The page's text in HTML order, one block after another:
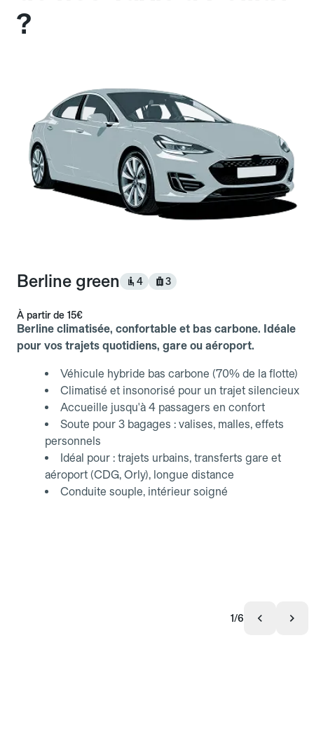
?
Berline green 4 3
À partir de 15€
Berline climatisée, confortable et bas carbone. Idéale
pour vos trajets quotidiens, gare ou aéroport.
Véhicule hybride bas carbone (70% de la flotte)
Climatisé et insonorisé pour un trajet silencieux
Accueille jusqu'à 4 passagers en confort
Soute pour 3 bagages : valises, malles, effets
personnels
Idéal pour : trajets urbains, transferts gare et
aéroport (CDG, Orly), longue distance
Conduite souple, intérieur soigné
1/6